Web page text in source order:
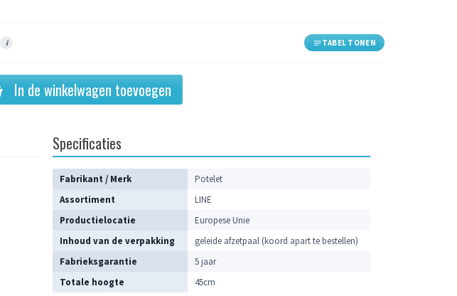
i TABEL TONEN
In de winkelwagen toevoegen
Specificaties
Fabrikant / Merk
Potelet
Assortiment
LINE
Productielocatie
Europese Unie
Inhoud van de verpakking
geleide afzetpaal (koord apart te bestellen)
Fabrieksgarantie
5 jaar
Totale hoogte
45cm